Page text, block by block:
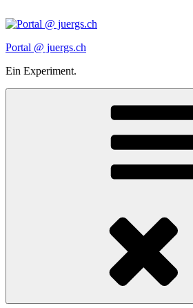
Inhalt
Portal @ juergs.ch
Ein Experiment.